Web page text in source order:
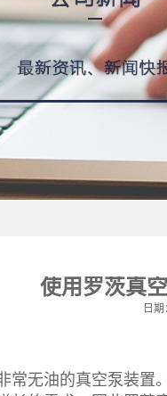
使用罗茨真
日期
常无油的真空泵装置。